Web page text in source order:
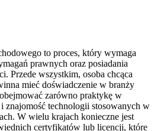
to proces, który wymaga
prawnych oraz posiadania
Przede wszystkim, osoba chcąca
mieć doświadczenie w branży
zarówno praktykę w
znajomość technologii stosowanych w
W wielu krajach konieczne jest
certyfikatów lub licencji, które